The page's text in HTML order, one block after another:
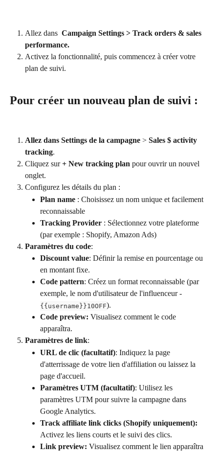
Allez dans Campaign Settings > Track orders & sales
performance.
Activez la fonctionnalité, puis commencez à créer votre
plan de suivi.
Pour créer un nouveau plan de suivi :
Allez dans Settings de la campagne > Sales $ activity
tracking.
Cliquez sur + New tracking plan pour ouvrir un nouvel
onglet.
Configurez les détails du plan :
Plan name : Choisissez un nom unique et facilement
reconnaissable
Tracking Provider : Sélectionnez votre plateforme
(par exemple : Shopify, Amazon Ads)
Paramètres du code:
Discount value: Définir la remise en pourcentage ou
en montant fixe.
Code pattern: Créez un format reconnaissable (par
exemple, le nom d'utilisateur de l'influenceur -
{{username}}10OFF).
Code preview: Visualisez comment le code
apparaîtra.
Paramètres de link:
URL de clic (facultatif): Indiquez la page
d'atterrissage de votre lien d'affiliation ou laissez la
page d'accueil.
Paramètres UTM (facultatif): Utilisez les
paramètres UTM pour suivre la campagne dans
Google Analytics.
Track affiliate link clicks (Shopify uniquement):
Activez les liens courts et le suivi des clics.
Link preview: Visualisez comment le lien apparaîtra